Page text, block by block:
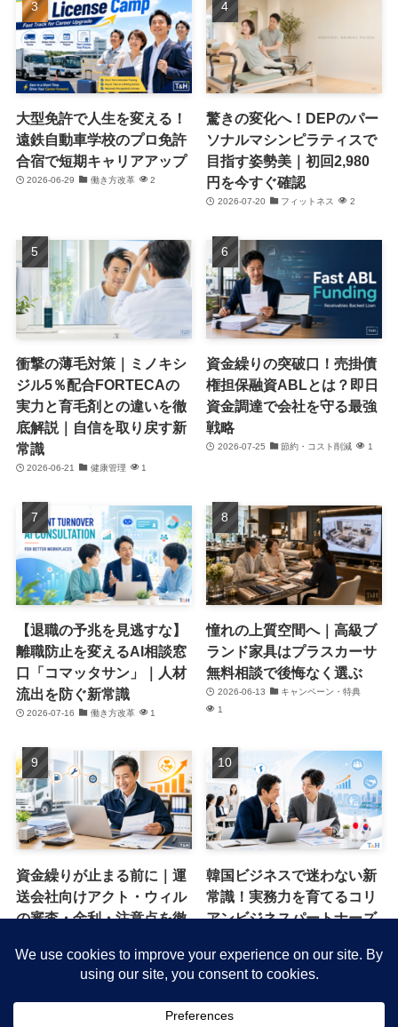
大型免許で人生を変える！
遠鉄自動車学校のプロ免許
合宿で短期キャリアアップ
2026-06-29 働き方改革 2
驚きの変化へ！DEPのパー
ソナルマシンピラティスで
目指す姿勢美｜初回2,980
円を今すぐ確認
2026-07-20 フィットネス 2
衝撃の薄毛対策｜ミノキシ
ジル5％配合FORTECAの
実力と育毛剤との違いを徹
底解説｜自信を取り戻す新
常識
2026-06-21 健康管理 1
資金繰りの突破口！売掛債
権担保融資ABLとは？即日
資金調達で会社を守る最強
戦略
2026-07-25 節約・コスト削減 1
【退職の予兆を見逃すな】
離職防止を変えるAI相談窓
口「コマッタサン」｜人材
流出を防ぐ新常識
2026-07-16 働き方改革 1
憧れの上質空間へ｜高級ブ
ランド家具はプラスカーサ
無料相談で後悔なく選ぶ
2026-06-13
キャンペーン・特典
1
資金繰りが止まる前に｜運
送会社向けアクト・ウィル
の審査・金利・注意点を徹
2026-06-09 節約・コスト削減 1
韓国ビジネスで迷わない新
常識！実務力を育てるコリ
アンビジネスパートナーズ
2026-05-26 仕事・キャリア 1